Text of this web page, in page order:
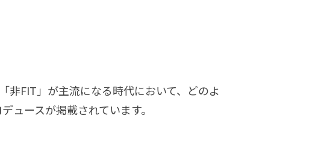
非FIT」が主流になる時代において、どのよ
ュースが掲載されています。